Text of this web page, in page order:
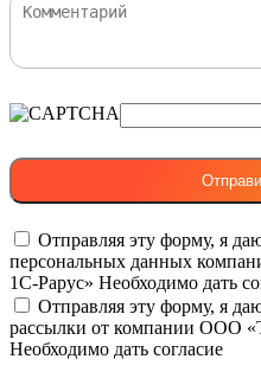
Отправляя эту форму, я
персональных данных
1С-Рарус» Необходимо дать
Отправляя эту форму, я
рассылки от компании ООО
Необходимо дать согласие